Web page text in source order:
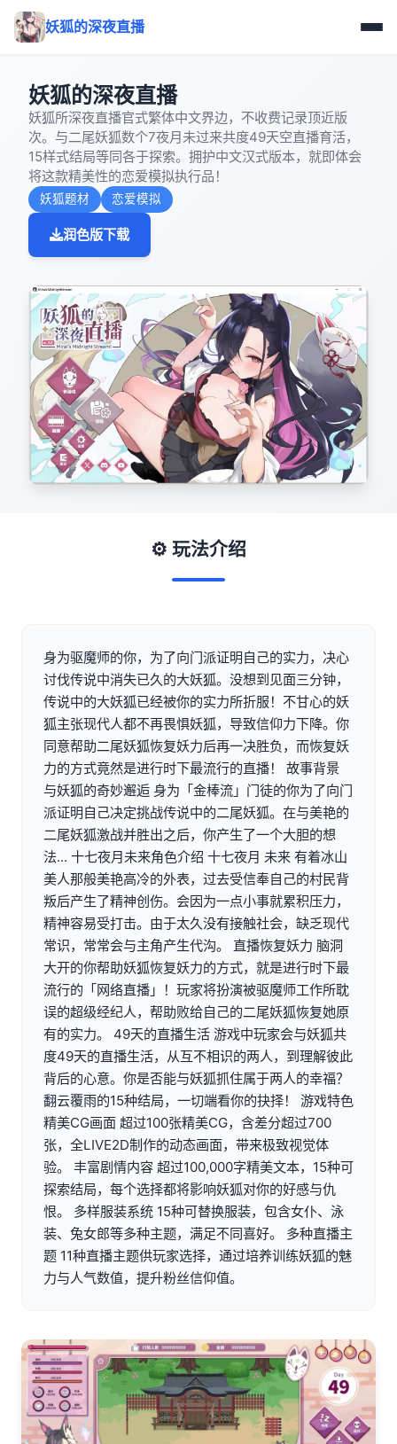
妖狐的深夜直播
妖狐的深夜直播
妖狐所深夜直播官式繁体中文界边，不收费记录顶近版
次。与二尾妖狐数个7夜月未过来共度49天空直播育活，
15样式结局等同各于探索。拥护中文汉式版本，就即体会
将这款精美性的恋爱模拟执行品！
妖狐题材 恋爱模拟
润色版下载
⚙️ 玩法介绍
身为驱魔师的你，为了向门派证明自己的实力，决心
讨伐传说中消失已久的大妖狐。没想到见面三分钟，
传说中的大妖狐已经被你的实力所折服！不甘心的妖
狐主张现代人都不再畏惧妖狐，导致信仰力下降。你
同意帮助二尾妖狐恢复妖力后再一决胜负，而恢复妖
力的方式竟然是进行时下最流行的直播！ 故事背景
与妖狐的奇妙邂逅 身为「金棒流」门徒的你为了向门
派证明自己决定挑战传说中的二尾妖狐。在与美艳的
二尾妖狐激战并胜出之后，你产生了一个大胆的想
法... 十七夜月未来角色介绍 十七夜月 未来 有着冰山
美人那般美艳高冷的外表，过去受信奉自己的村民背
叛后产生了精神创伤。会因为一点小事就累积压力，
精神容易受打击。由于太久没有接触社会，缺乏现代
常识，常常会与主角产生代沟。 直播恢复妖力 脑洞
大开的你帮助妖狐恢复妖力的方式，就是进行时下最
流行的「网络直播」！玩家将扮演被驱魔师工作所耽
误的超级经纪人，帮助败给自己的二尾妖狐恢复她原
有的实力。 49天的直播生活 游戏中玩家会与妖狐共
度49天的直播生活，从互不相识的两人，到理解彼此
背后的心意。你是否能与妖狐抓住属于两人的幸福？
翻云覆雨的15种结局，一切端看你的抉择！ 游戏特色
精美CG画面 超过100张精美CG，含差分超过700
张，全LIVE2D制作的动态画面，带来极致视觉体
验。 丰富剧情内容 超过100,000字精美文本，15种可
探索结局，每个选择都将影响妖狐对你的好感与仇
恨。 多样服装系统 15种可替换服装，包含女仆、泳
装、兔女郎等多种主题，满足不同喜好。 多种直播主
题 11种直播主题供玩家选择，通过培养训练妖狐的魅
力与人气数值，提升粉丝信仰值。